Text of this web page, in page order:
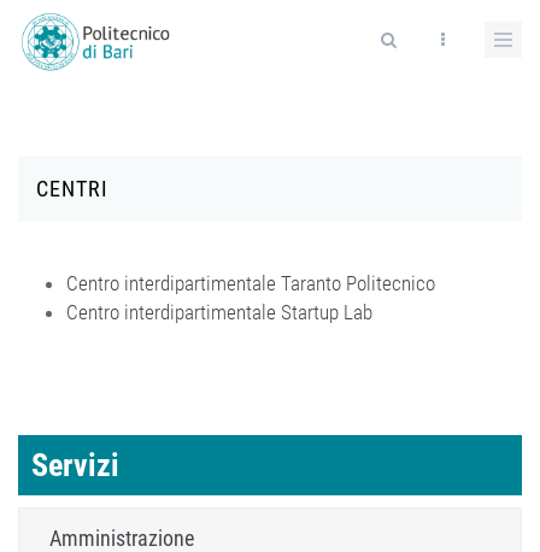
Salta al contenuto principale
CENTRI
Centro interdipartimentale Taranto Politecnico
Centro interdipartimentale Startup Lab
Servizi
Amministrazione